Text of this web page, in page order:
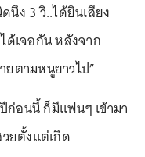
นึง 3 วิ..ได้ยินเสียง
ด้เจอกัน หลังจาก
ตามหนูยาวไป”
ก่อนนี้ ก็มีแฟนๆ เข้ามา
ยตั้งแต่เกิด